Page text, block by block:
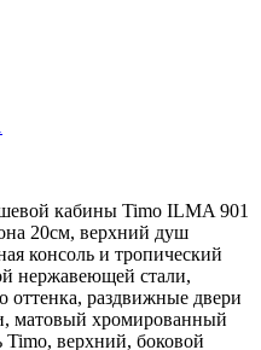
кабины Timo ILMA 901
20см, верхний душ
консоль и тропический
нержавеющей стали,
оттенка, раздвижные двери
матовый хромированный
верхний, боковой